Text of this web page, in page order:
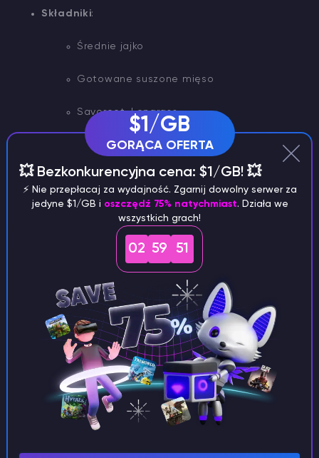
Składniki:
Średnie jajko
Gotowane suszone mięso
Savoroot, Longrass
Błonnik
Woda
Zwykła karma to miejsce, w którym sprawy stają się
poważne. To podstawa większości standardowych
Superior Kibble
Używana dla: Większych stworzeń, takich jak
argentavis, direwolf, mamut i tapejara.
Składniki
Duże jajko
$1/GB
GORĄCA OFERTA
💥 Bezkonkurencyjna cena: $1/GB! 💥
⚡️ Nie przepłacaj za wydajność. Zgarnij dowolny serwer za
jedyne $1/GB i oszczędź 75% natychmiast. Działa we
wszystkich grach!
02 59 49